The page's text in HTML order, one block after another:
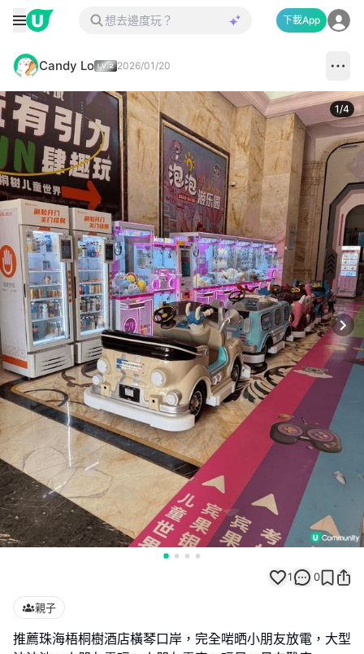
下載App
Candy Lo 2026/01/20
1/4
1 0
親子
推薦珠海梧桐樹酒店橫琴口岸，完全啱晒小朋友放電，大型